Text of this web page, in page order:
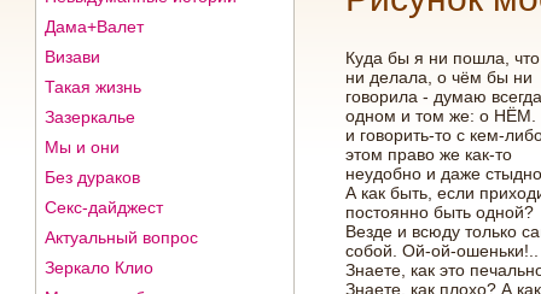
Дама+Валет
Визави
Такая жизнь
Зазеркалье
Мы и они
Без дураков
Секс-дайджест
Актуальный вопрос
Зеркало Клио
Куда бы я ни пошла,
ни делала, о чём бы ни
говорила - думаю
одном и том же: о
и говорить-то с кем-
этом право же как-то
неудобно и даже
А как быть, если
постоянно быть одной?
Везде и всюду только
собой. Ой-ой-ошеньки!..
Знаете, как это
Знаете, как плохо? А